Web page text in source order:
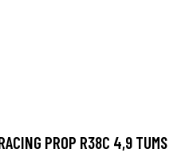
PROP R38C 4,9 TUMS